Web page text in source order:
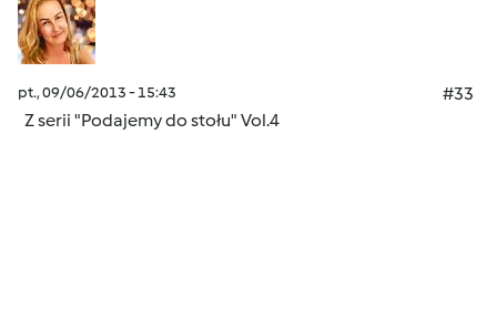
pt., 09/06/2013 - 15:43
#33
Z serii "Podajemy do stołu" Vol.4